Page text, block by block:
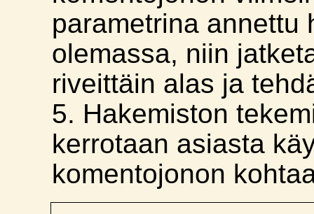
parametrina annettu
olemassa, niin
riveittäin alas ja
5. Hakemiston
kerrotaan asiasta
komentojonon